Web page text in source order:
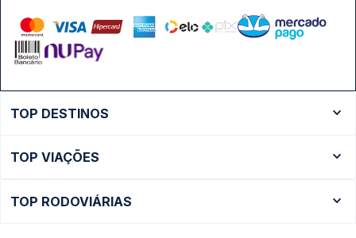
TOP DESTINOS
Ônibus São Paulo
TOP VIAÇÕES
TOP RODOVIÁRIAS